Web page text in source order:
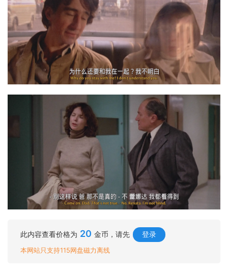
此内容查看价格为 20 金币，请先 登录
本网站只支持115网盘磁力离线